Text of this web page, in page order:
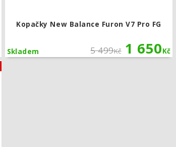
Kopačky New Balance Furon V7 Pro FG
5 499Kč 1 650Kč
Skladem